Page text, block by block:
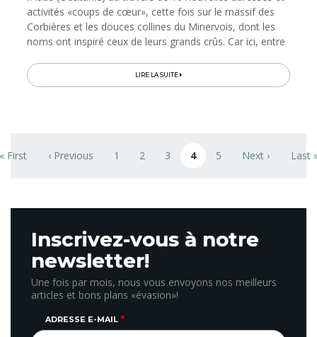
activités «coups de cœur», cette fois sur le massif des
Corbières et les douces collines du Minervois, dont les
noms ont inspiré ceux de leurs grands crûs. Car ici, entre
LIRE LA SUITE
page
First Previous page
‹ Previous Page
1 Page
2 Page
3 Page courante
4 Page
5 Next page
Next › Last
Last
Inscrivez-vous à notre
newsletter!
Une fois par mois, nous vous envoyons nos meilleurs
articles et bons plans «évasion»!
ADRESSE E-MAIL